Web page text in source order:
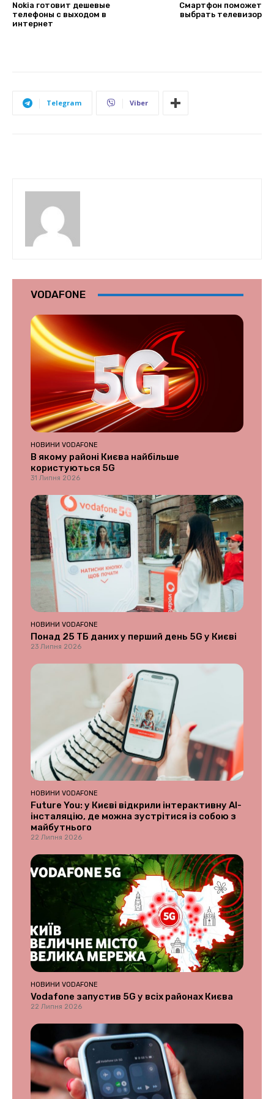
Nokia готовит дешевые
телефоны с выходом в
интернет
Смартфон поможет
выбрать телевизор
Telegram Viber
VODAFONE
НОВИНИ VODAFONE
В якому районі Києва найбільше
користуються 5G
31 Липня 2026
НОВИНИ VODAFONE
Понад 25 ТБ даних у перший день 5G у Києві
23 Липня 2026
НОВИНИ VODAFONE
Future You: у Києві відкрили інтерактивну AI-
інсталяцію, де можна зустрітися із собою з
майбутнього
22 Липня 2026
НОВИНИ VODAFONE
Vodafone запустив 5G у всіх районах Києва
22 Липня 2026